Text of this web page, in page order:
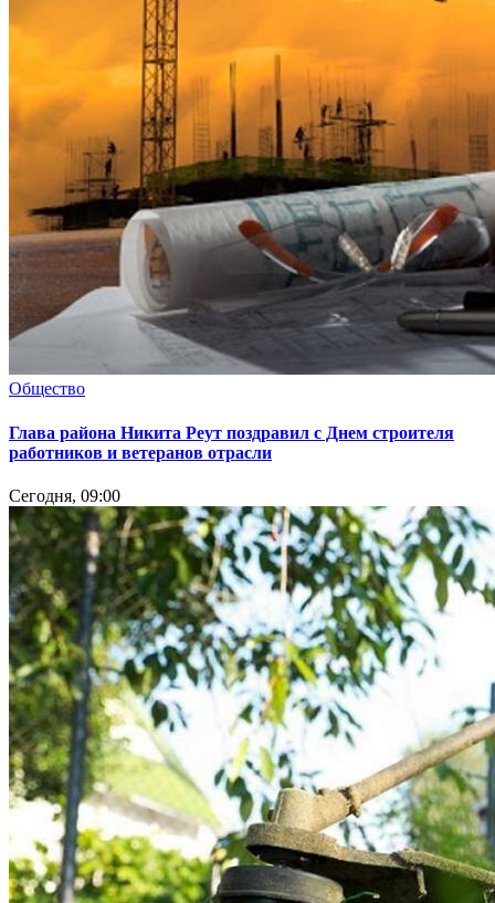
Общество
Глава района Никита Реут поздравил с Днем строителя
работников и ветеранов отрасли
Сегодня, 09:00